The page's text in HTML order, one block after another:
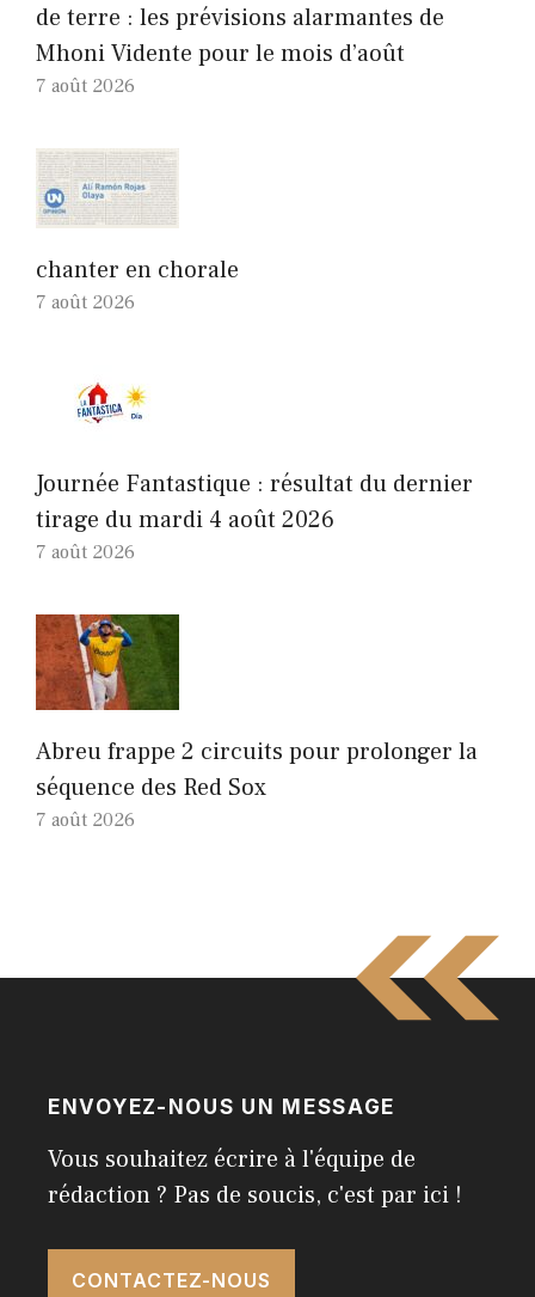
de terre : les prévisions alarmantes de
Mhoni Vidente pour le mois d’août
7 août 2026
chanter en chorale
7 août 2026
Journée Fantastique : résultat du dernier
tirage du mardi 4 août 2026
7 août 2026
Abreu frappe 2 circuits pour prolonger la
séquence des Red Sox
7 août 2026
ENVOYEZ-NOUS UN MESSAGE
Vous souhaitez écrire à l'équipe de
rédaction ? Pas de soucis, c'est par ici !
CONTACTEZ-NOUS